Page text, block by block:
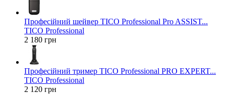
Професійний шейвер TICO Professional Pro ASSIST...
TICO Professional
2 180 грн
Професійний тример TICO Professional PRO EXPERT...
TICO Professional
2 120 грн